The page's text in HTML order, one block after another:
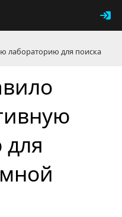
лабораторию для поиска